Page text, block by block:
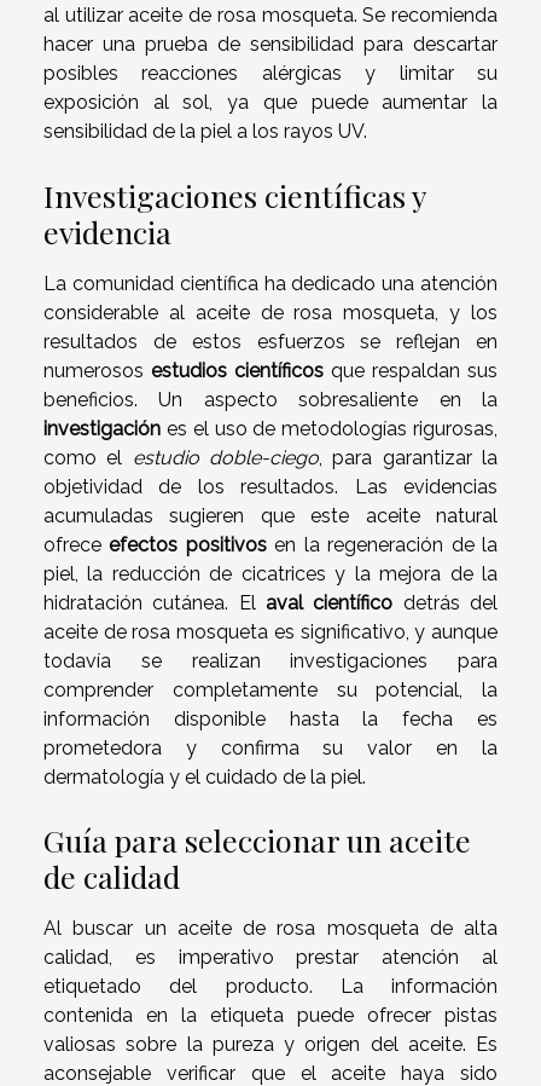
al utilizar aceite de rosa mosqueta. Se recomienda
hacer una prueba de sensibilidad para descartar
posibles reacciones alérgicas y limitar su
exposición al sol, ya que puede aumentar la
sensibilidad de la piel a los rayos UV.
Investigaciones científicas y
evidencia
La comunidad científica ha dedicado una atención
considerable al aceite de rosa mosqueta, y los
resultados de estos esfuerzos se reflejan en
numerosos estudios científicos que respaldan sus
beneficios. Un aspecto sobresaliente en la
investigación es el uso de metodologías rigurosas,
como el estudio doble-ciego , para garantizar la
objetividad de los resultados. Las evidencias
acumuladas sugieren que este aceite natural
ofreceefectos positivosen la regeneración de la
piel, la reducción de cicatrices y la mejora de la
hidratación cutánea. El aval científico detrás del
aceite de rosa mosqueta es significativo, y aunque
todavía se realizan investigaciones para
comprender completamente su potencial, la
información disponible hasta la fecha es
prometedora y confirma su valor en la
dermatología y el cuidado de la piel.
Guía para seleccionar un aceite
de calidad
Al buscar un aceite de rosa mosqueta de alta
calidad, es imperativo prestar atención al
etiquetado del producto. La información
contenida en la etiqueta puede ofrecer pistas
valiosas sobre la pureza y origen del aceite. Es
aconsejable verificar que el aceite haya sido